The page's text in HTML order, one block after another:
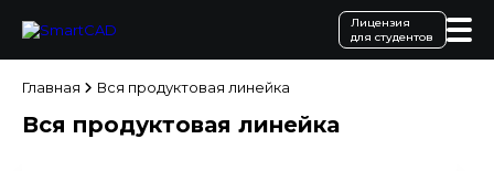
Лицензия
для студентов
Главная Вся продуктовая линейка
Вся продуктовая линейка